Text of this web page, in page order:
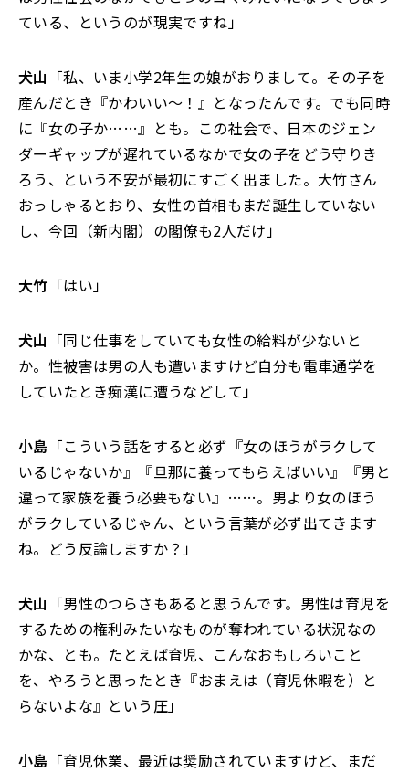
ている、というのが現実ですね」
犬山 「私、いま小学2年生の娘がおりまして。その子を
産んだとき『かわいい～！』となったんです。でも同時
に『女の子か……』とも。この社会で、日本のジェン
ダーギャップが遅れているなかで女の子をどう守りき
ろう、という不安が最初にすごく出ました。大竹さん
おっしゃるとおり、女性の首相もまだ誕生していない
し、今回（新内閣）の閣僚も2人だけ」
大竹 「はい」
犬山 「同じ仕事をしていても女性の給料が少ないと
か。性被害は男の人も遭いますけど自分も電車通学を
していたとき痴漢に遭うなどして」
小島 「こういう話をすると必ず『女のほうがラクして
いるじゃないか』『旦那に養ってもらえばいい』『男と
違って家族を養う必要もない』……。男より女のほう
がラクしているじゃん、という言葉が必ず出てきます
ね。どう反論しますか？」
犬山 「男性のつらさもあると思うんです。男性は育児を
するための権利みたいなものが奪われている状況なの
かな、とも。たとえば育児、こんなおもしろいこと
を、やろうと思ったとき『おまえは（育児休暇を）と
らないよな』という圧」
小島 「育児休業、最近は奨励されていますけど、まだ